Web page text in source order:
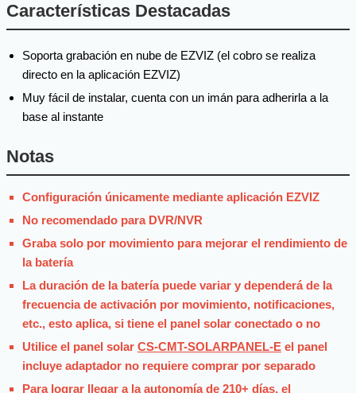
Características Destacadas
Soporta grabación en nube de EZVIZ (el cobro se realiza
directo en la aplicación EZVIZ)
Muy fácil de instalar, cuenta con un imán para adherirla a la
base al instante
Notas
Configuración únicamente mediante aplicación EZVIZ
No recomendado para DVR/NVR
Graba solo por movimiento para mejorar el rendimiento de
la batería
La duración de la batería puede variar y dependerá de la
frecuencia de activación por movimiento, notificaciones,
etc., esto aplica, si tiene el panel solar conectado o no
Utilice el panel solar CS-CMT-SOLARPANEL-E el panel
incluye adaptador no requiere comprar por separado
Para lograr llegar a la autonomía de 210+ días, el